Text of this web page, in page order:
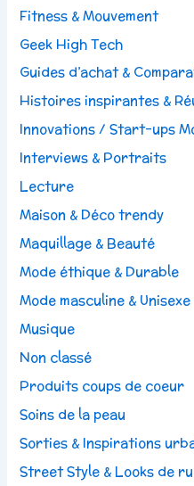
Fitness & Mouvement
Geek High Tech
Guides d’achat &
Histoires inspirantes &
Innovations / Start-ups
Interviews & Portraits
Lecture
Maison & Déco trendy
Maquillage & Beauté
Mode éthique & Durable
Mode masculine & Unisexe
Musique
Non classé
Produits coups de coeur
Soins de la peau
Sorties & Inspirations
Street Style & Looks de